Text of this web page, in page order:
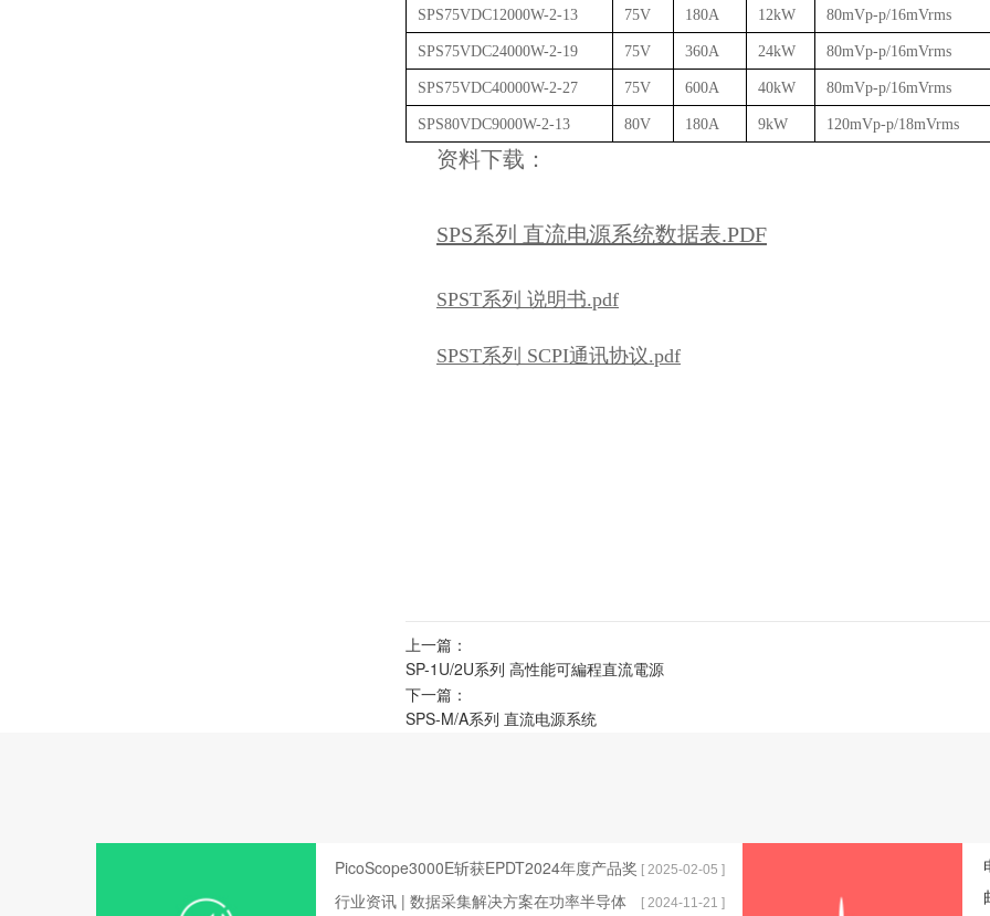
SPS75VDC12000W-2-13 75V 180A 12kW 80mVp-p/16mVrms
SPS75VDC24000W-2-19 75V 360A 24kW 80mVp-p/16mVrms
SPS75VDC40000W-2-27 75V 600A 40kW 80mVp-p/16mVrms
SPS80VDC9000W-2-13 80V 180A 9kW 120mVp-p/18mVrms
资料下载：
SPS系列 直流电源系统数据表.PDF
SPST系列 说明书.pdf
SPST系列 SCPI通讯协议.pdf
上一篇：
SP-1U/2U系列 高性能可編程直流電源
下一篇：
SPS-M/A系列 直流电源系统
PicoScope3000E斩获EPDT2024年度产品奖 [ 2025-02-05 ]
行业资讯 | 数据采集解决方案在功率半导体 [ 2024-11-21 ]